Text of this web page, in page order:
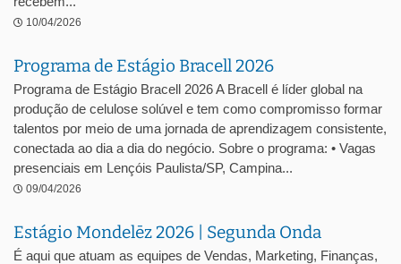
10/04/2026
Programa de Estágio Bracell 2026
Programa de Estágio Bracell 2026 A Bracell é líder global na
produção de celulose solúvel e tem como compromisso formar
talentos por meio de uma jornada de aprendizagem consistente,
conectada ao dia a dia do negócio. Sobre o programa: • Vagas
presenciais em Lençóis Paulista/SP, Campina...
09/04/2026
Estágio Mondelēz 2026 | Segunda Onda
É aqui que atuam as equipes de Vendas, Marketing, Finanças,